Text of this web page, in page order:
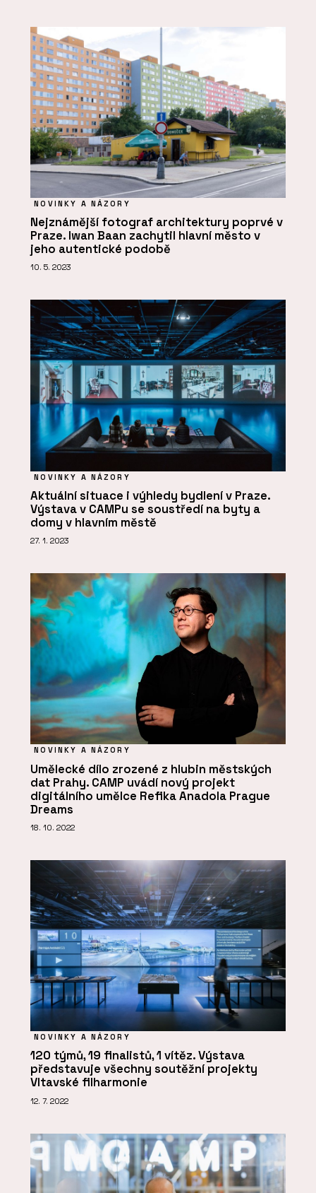
NOVINKY A NÁZORY
Nejznámější fotograf architektury poprvé v
Praze. Iwan Baan zachytil hlavní město v
jeho autentické podobě
10. 5. 2023
NOVINKY A NÁZORY
Aktuální situace i výhledy bydlení v Praze.
Výstava v CAMPu se soustředí na byty a
domy v hlavním městě
27. 1. 2023
NOVINKY A NÁZORY
Umělecké dílo zrozené z hlubin městských
dat Prahy. CAMP uvádí nový projekt
digitálního umělce Refika Anadola Prague
Dreams
18. 10. 2022
NOVINKY A NÁZORY
120 týmů, 19 finalistů, 1 vítěz. Výstava
představuje všechny soutěžní projekty
Vltavské filharmonie
12. 7. 2022